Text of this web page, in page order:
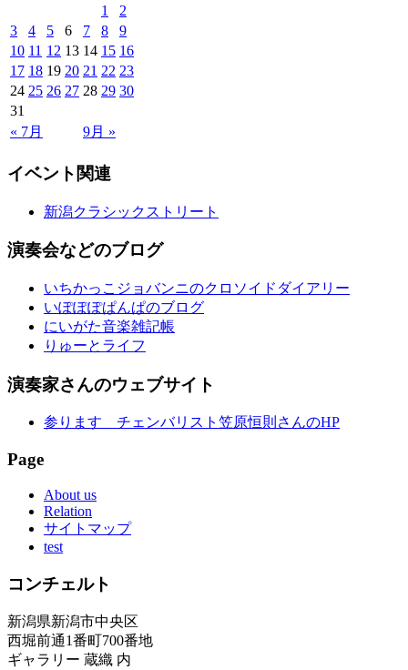
« 7月 9月 »
1
2
3
4 5 6 7 8
9
10 11 12 13 14 15 16
17 18 19 20 21 22 23
24 25 26 27 28 29 30
31
イベント関連
新潟クラシックストリート
演奏会などのブログ
いちかっこジョバンニのクロソイドダイアリー
いぽぽぽぱんぱのブログ
にいがた音楽雑記帳
りゅーとライフ
演奏家さんのウェブサイト
参ります チェンバリスト笠原恒則さんのHP
Page
About us
Relation
サイトマップ
test
コンチェルト
新潟県新潟市中央区
西堀前通1番町700番地
ギャラリー 蔵織 内